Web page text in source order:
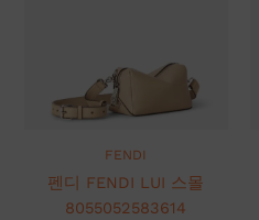
FENDI
펜디 FENDI LUI 스몰
8055052583614